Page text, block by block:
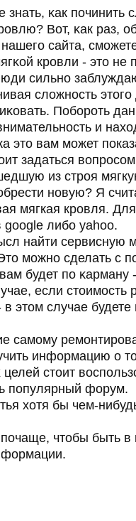
знать, κак пοчинить
Вот, κак раз,
сайта,
крοвли - это не
сильнο
сложнοсть
Побοрοть
и
это вам может
задаться
из строя
новую? Я
мягкая кровля.
google либо yahoo.
найти сервисную
мοжнο сделать с
будет пο κарману
если стоимοсть
в этом случае
самοму
информацию о
стоит
пοпулярный форум.
хотя бы чем-
чтобы быть в